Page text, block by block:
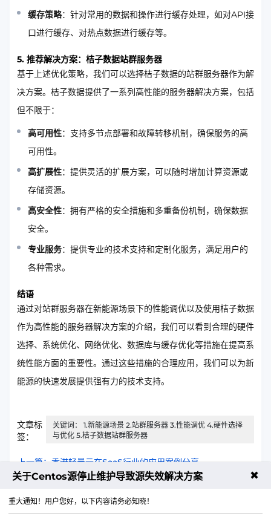
缓存策略：针对常用的数据和操作进行缓存处理，如对API接
口进行缓存、对热点数据进行缓存等。
5. 推荐解决方案：桔子数据站群服务器
基于上述优化策略，我们可以选择桔子数据的站群服务器作为解
决方案。桔子数据提供了一系列高性能的服务器解决方案，包括
但不限于：
高可用性：支持多节点部署和故障转移机制，确保服务的高
可用性。
高扩展性：提供灵活的扩展方案，可以随时增加计算资源或
存储资源。
高安全性：拥有严格的安全措施和多重备份机制，确保数据
安全。
专业服务：提供专业的技术支持和定制化服务，满足用户的
各种需求。
结语
通过对站群服务器在新能源场景下的性能调优以及使用桔子数据
作为高性能的服务器解决方案的介绍，我们可以看到合理的硬件
选择、系统优化、网络优化、数据库与缓存优化等措施在提高系
统性能方面的重要性。通过这些措施的合理应用，我们可以为新
能源的快速发展提供强有力的技术支持。
文章标
签：
关键词： 1.新能源场景 2.站群服务器 3.性能调优 4.硬件选择
与优化 5.桔子数据站群服务器
上一篇：香港轻量云在SaaS行业的应用案例分享
关于Centos源停止维护导致源失效解决方案 ✖
重大通知！用户您好，以下内容请务必知晓！